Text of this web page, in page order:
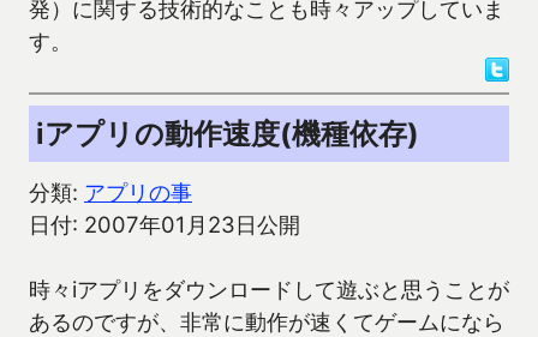
発）に関する技術的なことも時々アップしていま
す。
iアプリの動作速度(機種依存)
分類: アプリの事
日付: 2007年01月23日公開
時々iアプリをダウンロードして遊ぶと思うことが
あるのですが、非常に動作が速くてゲームになら